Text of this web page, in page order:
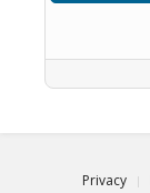
Privacy